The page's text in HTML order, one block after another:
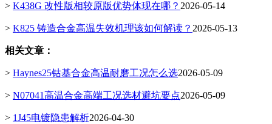
> K438G 改性版相较原版优势体现在哪？ 2026-05-14
> K825 铸造合金高温失效机理该如何解读？ 2026-05-13
相关文章：
> Haynes25钴基合金高温耐磨工况怎么选2026-05-09
> N07041高温合金高端工况选材避坑要点2026-05-09
> 1J45电镀隐患解析2026-04-30